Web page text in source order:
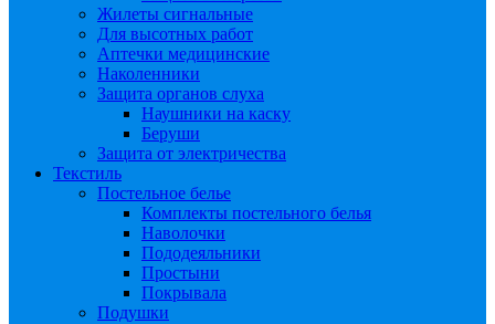
Жилеты сигнальные
Для высотных работ
Аптечки медицинские
Наколенники
Защита органов слуха
Наушники на каску
Беруши
Защита от электричества
Текстиль
Постельное белье
Комплекты постельного белья
Наволочки
Пододеяльники
Простыни
Покрывала
Подушки